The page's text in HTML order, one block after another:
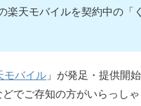
楽天モバイルを契約中の「
モバイル 」が発足・提供開
でご存知の方がいらっしゃ